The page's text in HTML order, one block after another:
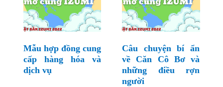
Mẫu hợp đồng cung
cấp hàng hóa và
dịch vụ
Câu chuyện bí ẩn
về Căn Cô Bơ và
những điều rợn
người